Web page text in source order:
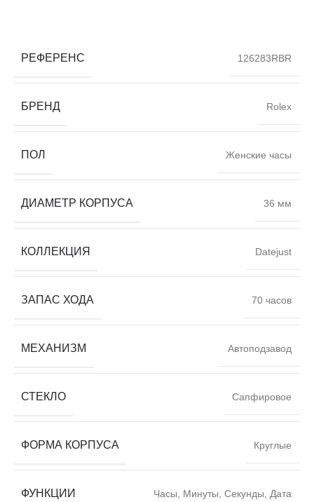
РЕФЕРЕНС 126283RBR
БРЕНД Rolex
ПОЛ Женские часы
ДИАМЕТР КОРПУСА 36 мм
КОЛЛЕКЦИЯ Datejust
ЗАПАС ХОДА 70 часов
МЕХАНИЗМ Автоподзавод
СТЕКЛО Сапфировое
ФОРМА КОРПУСА Круглые
ФУНКЦИИ Часы, Минуты, Секунды, Дата